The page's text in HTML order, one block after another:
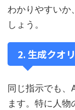
わかりやすいか
しょう。
2. 生成クオ
同じ指示でも、
ます。特に人